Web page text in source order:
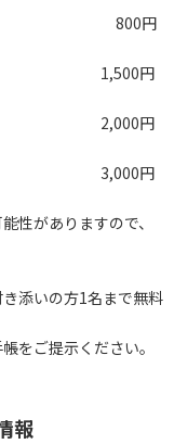
円 800円
1,500円
2,000円
3,000円
性がありますので、
添いの方1名まで無料
をご提示ください。
報